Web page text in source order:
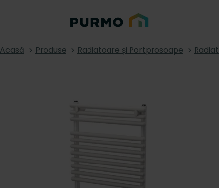
Acasă Produse Radiatoare și Portprosoape